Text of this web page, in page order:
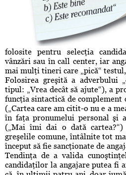
folosite pentru selecţia
vânzări sau în call center, iar
mai mulţi tineri care „pică“
Folosirea greşită a adverbului
tipul: „Vrea decât să aju­te“), a
funcţia sintactică de complement
(„Cartea care am citit-o nu e a
în faţa pro­nu­melui personal şi
(„Mai îmi dai o dată
greşelile comune, întâlnite tot
început să fie sancţionate de
Tendinţa de a valida
candidaţilor la angajare putea fi